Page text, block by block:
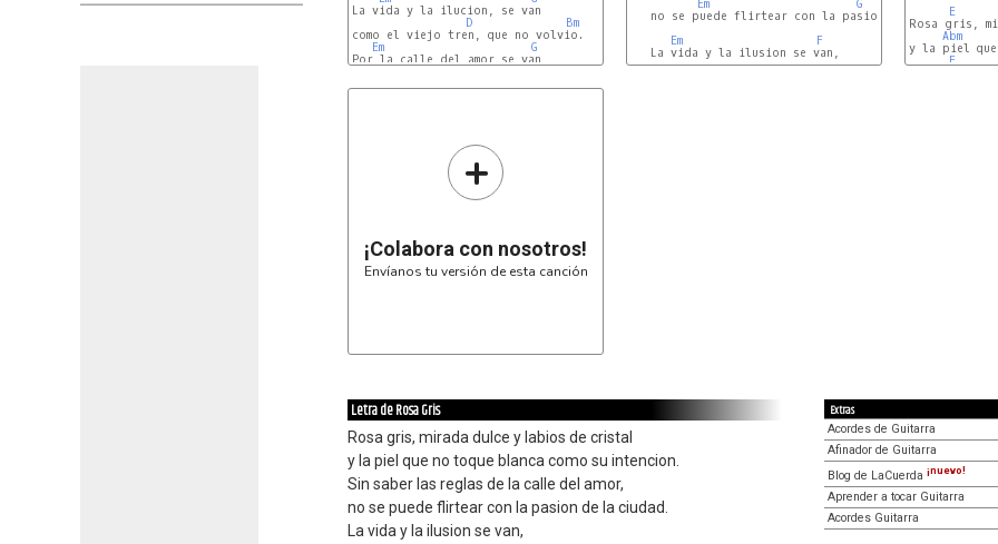
La vida y la ilucion, se van
D
Bm
como el viejo tren, que no volvio.
Em
G
Em
G
   no se puede flirtear con la pasion de la ciudad.
Em
F
E
Rosa gris,
Abm
y la piel que
E
+
¡Colabora con nosotros!
Envíanos tu versión de esta canción
Letra de Rosa Gris
Rosa gris, mirada dulce y labios de cristal
y la piel que no toque blanca como su intencion.
Sin saber las reglas de la calle del amor,
no se puede flirtear con la pasion de la ciudad.
La vida y la ilusion se van,
Extras
Acordes de Guitarra
Afinador de Guitarra
Blog de LaCuerda ¡nuevo!
Aprender a tocar Guitarra
Acordes Guitarra